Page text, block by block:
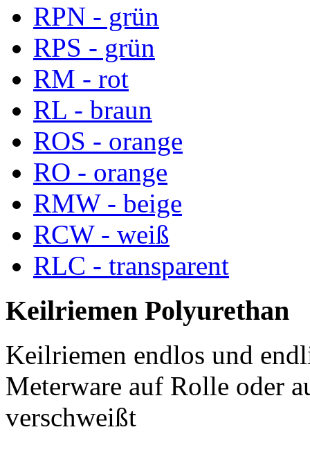
RPN - grün
RPS - grün
RM - rot
RL - braun
ROS - orange
RO - orange
RMW - beige
RCW - weiß
RLC - transparent
Keilriemen Polyurethan
Keilriemen endlos und
Meterware auf Rolle oder
verschweißt